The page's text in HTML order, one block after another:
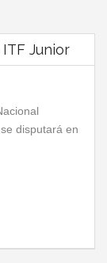
Junior
disputará en